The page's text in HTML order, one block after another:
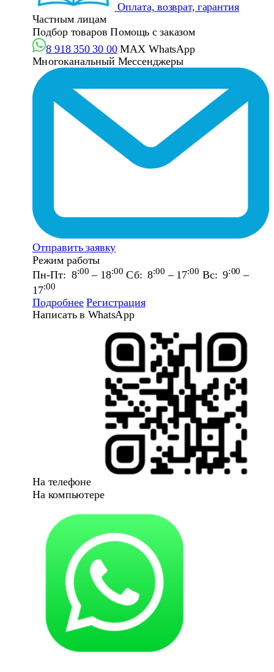
Оплата, возврат, гарантия
Частным лицам
Подбор товаров Помощь с заказом
8 918 350 30 00 MAX WhatsApp
Многоканальный Мессенджеры
Отправить заявку
Режим работы
Пн-Пт: 8:00 – 18:00 Сб: 8:00 – 17:00 Вс: 9:00 –
17:00
Подробнее Регистрация
Написать в WhatsApp
На телефоне
На компьютере